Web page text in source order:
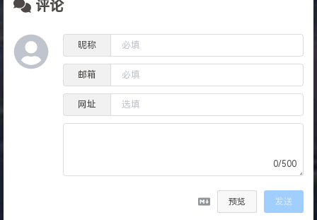
评论
昵称
邮箱
网址
0/500
预览 发送